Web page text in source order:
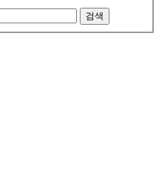
검색